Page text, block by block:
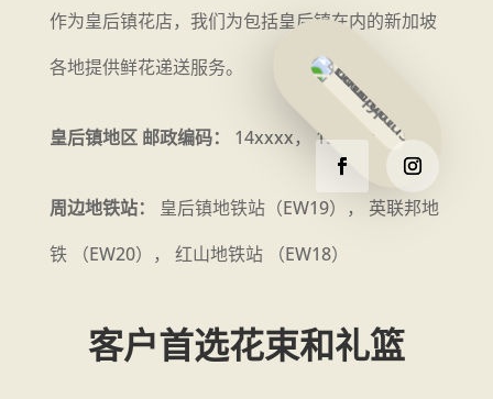
作为皇后镇花店，我们为包括皇后镇在内的新加坡
各地提供鲜花递送服务。
皇后镇地区 邮政编码： 14xxxx， 15xxxx
周边地铁站：
皇后镇地铁站（EW19）， 英联邦地
铁 （EW20）， 红山地铁站 （EW18）
客户首选花束和礼篮